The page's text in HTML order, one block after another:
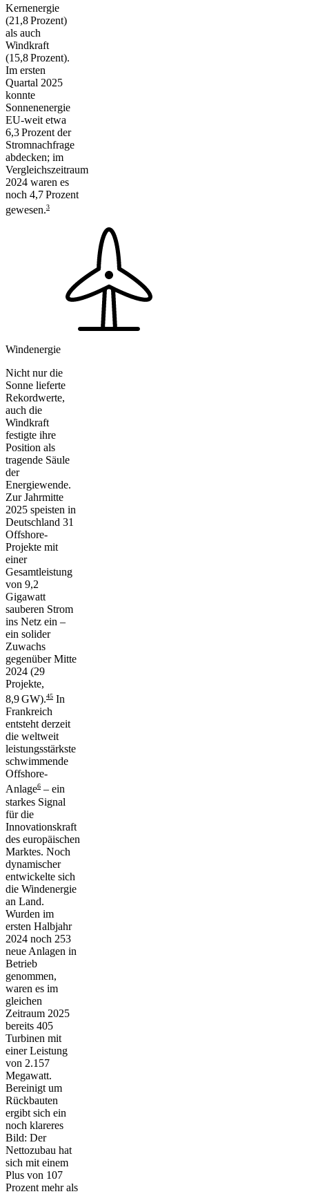
Kernenergie
(21,8 Prozent)
als auch
Windkraft
(15,8 Prozent).
Im ersten
Quartal 2025
konnte
Sonnenenergie
EU-weit etwa
6,3 Prozent der
Stromnachfrage
abdecken; im
Vergleichszeitraum
2024 waren es
noch 4,7 Prozent
gewesen.3
Windenergie
Nicht nur die
Sonne lieferte
Rekordwerte,
auch die
Windkraft
festigte ihre
Position als
tragende Säule
der
Energiewende.
Zur Jahrmitte
2025 speisten in
Deutschland 31
Offshore-
Projekte mit
einer
Gesamtleistung
von 9,2
Gigawatt
sauberen Strom
ins Netz ein –
ein solider
Zuwachs
gegenüber Mitte
2024 (29
Projekte,
8,9 GW).45 In
Frankreich
entsteht derzeit
die weltweit
leistungsstärkste
schwimmende
Offshore-
Anlage6 – ein
starkes Signal
für die
Innovationskraft
des europäischen
Marktes. Noch
dynamischer
entwickelte sich
die Windenergie
an Land.
Wurden im
ersten Halbjahr
2024 noch 253
neue Anlagen in
Betrieb
genommen,
waren es im
gleichen
Zeitraum 2025
bereits 405
Turbinen mit
einer Leistung
von 2.157
Megawatt.
Bereinigt um
Rückbauten
ergibt sich ein
noch klareres
Bild: Der
Nettozubau hat
sich mit einem
Plus von 107
Prozent mehr als